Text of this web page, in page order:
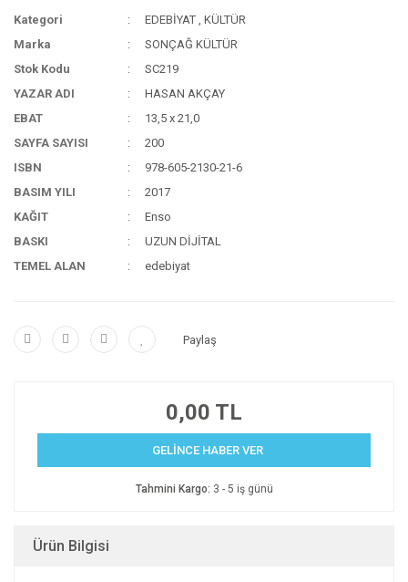
Kategori EDEBİYAT ,KÜLTÜR
Marka
SONÇAĞ KÜLTÜR
Stok Kodu
SC219
YAZAR ADI
HASAN AKÇAY
EBAT
13,5 x 21,0
SAYFA SAYISI
200
ISBN
978-605-2130-21-6
BASIM YILI
2017
KAĞIT
Enso
BASKI
UZUN DİJİTAL
TEMEL ALAN
edebiyat
Paylaş
0,00 TL
GELİNCE HABER VER
Tahmini Kargo: 3 - 5 iş günü
Ürün Bilgisi